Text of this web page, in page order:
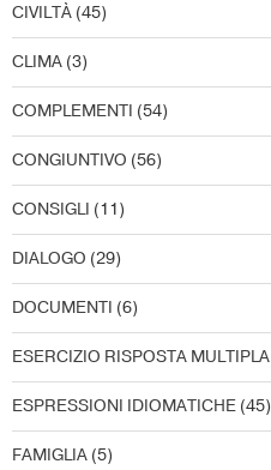
CIVILTÀ (45)
CLIMA (3)
COMPLEMENTI (54)
CONGIUNTIVO (56)
CONSIGLI (11)
DIALOGO (29)
DOCUMENTI (6)
ESERCIZIO RISPOSTA MULTIPLA
ESPRESSIONI IDIOMATICHE (45)
FAMIGLIA (5)